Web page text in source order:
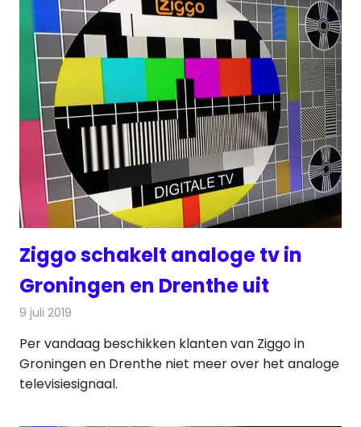
Ziggo schakelt analoge tv in
Groningen en Drenthe uit
9 juli 2019
Per vandaag beschikken klanten van Ziggo in
Groningen en Drenthe niet meer over het analoge
televisiesignaal.